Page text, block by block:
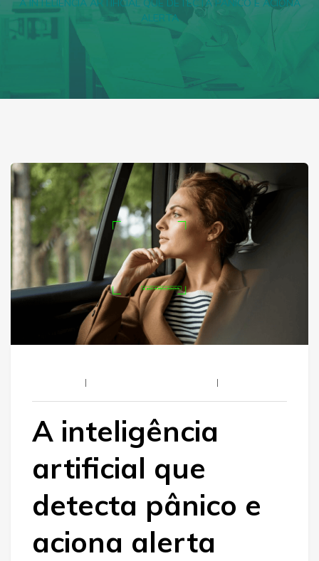
A INTELIÊNCIA ARTIFICIAL QUE DETECTA PÂNICO E ACIONA
ALERTA
A inteligência
artificial que
detecta pânico e
aciona alerta